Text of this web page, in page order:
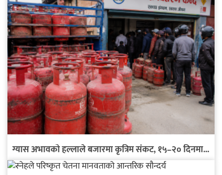
ग्यास अभावको हल्लाले बजारमा कृत्रिम संकट, १५–२० दिनमा...